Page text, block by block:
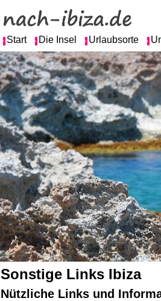
Start Die Insel Urlaubsorte
Sonstige Links Ibiza
Nützliche Links und